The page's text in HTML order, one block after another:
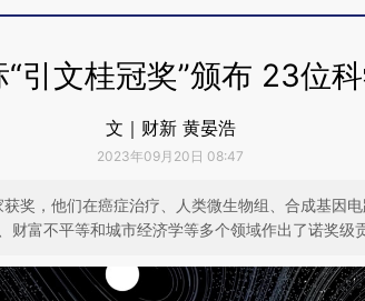
引文桂冠奖”颁布 23位
文｜财新 黄晏浩
2023年09月20日 08:47
奖，他们在癌症治疗、人类微生物组、合成基因
财富不平等和城市经济学等多个领域作出了诺奖级